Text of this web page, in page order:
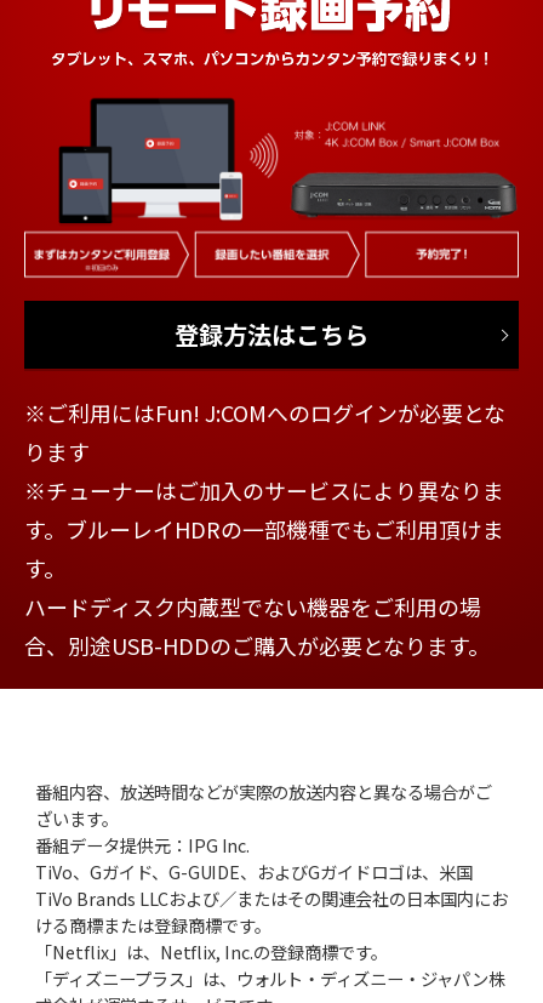
登録方法はこちら
※ご利用にはFun! J:COMへのログインが必要とな
ります
※チューナーはご加入のサービスにより異なりま
す。ブルーレイHDRの一部機種でもご利用頂けま
す。
ハードディスク内蔵型でない機器をご利用の場
合、別途USB-HDDのご購入が必要となります。
番組内容、放送時間などが実際の放送内容と異なる場合がご
ざいます。
番組データ提供元：IPG Inc.
TiVo、Gガイド、G-GUIDE、およびGガイドロゴは、米国
TiVo Brands LLCおよび／またはその関連会社の日本国内にお
ける商標または登録商標です。
「Netflix」は、Netflix, Inc.の登録商標です。
「ディズニープラス」は、ウォルト・ディズニー・ジャパン株